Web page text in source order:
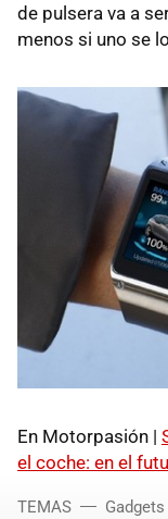
de pulsera va a
menos si uno se
En Motorpasión |
el coche: en el
TEMAS Gadgets